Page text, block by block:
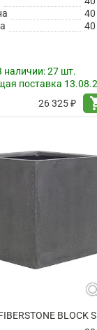
наличии:27 шт.
поставка
26 325 ₽